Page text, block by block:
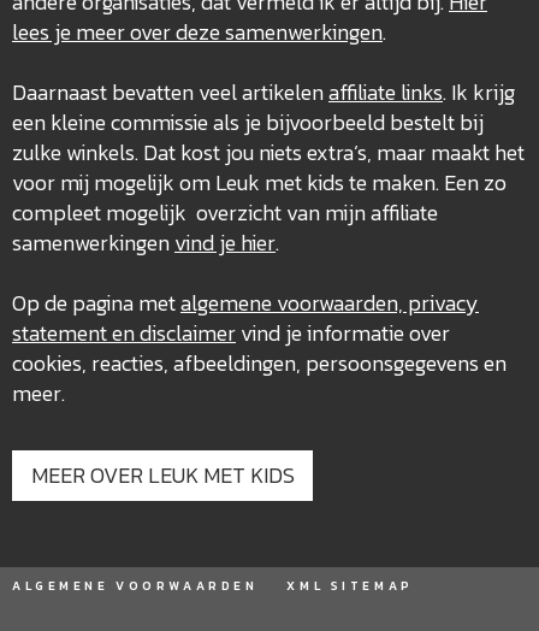
lees je meer over dezesamenwerkingen.
Daarnaast bevatten veel artikelenaffiliate links. Ik krijg
een kleine commissie als je bijvoorbeeld bestelt bij
zulke winkels. Dat kost jou niets extra’s, maar maakt het
voor mij mogelijk om Leuk met kids te maken. Een zo
compleet mogelijk overzicht van mijn affiliate
samenwerkingenvind je hier.
Op de pagina metalgemene voorwaarden, privacy
statement en disclaimervind je informatie over
cookies, reacties, afbeeldingen, persoonsgegevens en
meer.
MEER OVER LEUK MET KIDS
ALGEMENE VOORWAARDEN XML SITEMAP